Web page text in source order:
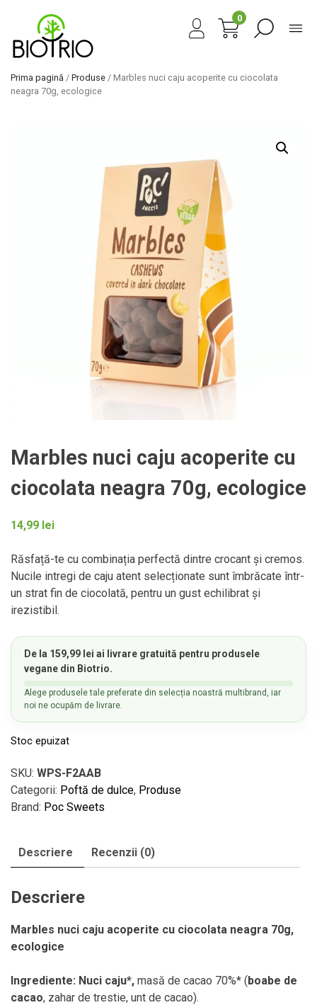
0
Prima pagină / Produse / Marbles nuci caju acoperite cu ciocolata
neagra 70g, ecologice
Marbles nuci caju acoperite cu
ciocolata neagra 70g, ecologice
14,99 lei
Răsfață-te cu combinația perfectă dintre crocant și cremos.
Nucile intregi de caju atent selecționate sunt îmbrăcate într-
un strat fin de ciocolată, pentru un gust echilibrat și
irezistibil.
De la 159,99 lei ai livrare gratuită pentru produsele
vegane din Biotrio.
Alege produsele tale preferate din selecția noastră multibrand, iar
noi ne ocupăm de livrare.
Stoc epuizat
SKU: WPS-F2AAB
Categorii: Poftă de dulce, Produse
Brand: Poc Sweets
Descriere Recenzii (0)
Descriere
Marbles nuci caju acoperite cu ciocolata neagra 70g,
ecologice
Ingrediente: Nuci caju*, masă de cacao 70%* (boabe de
cacao, zahar de trestie, unt de cacao).